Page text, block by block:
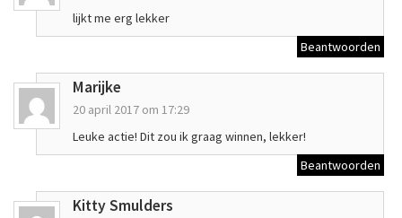
lijkt me erg lekker
Beantwoorden
Marijke
20 april 2017 om 17:29
Leuke actie! Dit zou ik graag winnen, lekker!
Beantwoorden
Kitty Smulders